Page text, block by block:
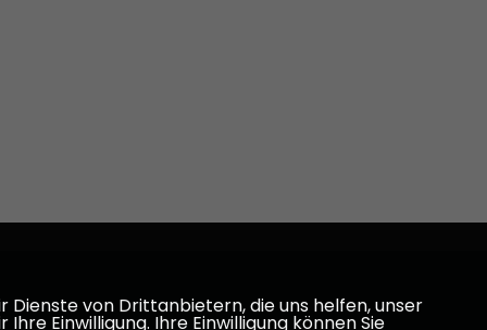
Dienste von Drittanbietern, die uns helfen, unser
Einwilligung. Ihre Einwilligung können Sie